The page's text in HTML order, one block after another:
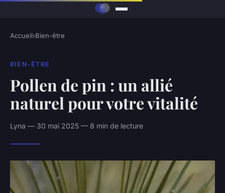
Accueil›Bien-être
BIEN-ÊTRE
Pollen de pin : un allié
naturel pour votre vitalité
Lyna — 30 mai 2025 — 8 min de lecture